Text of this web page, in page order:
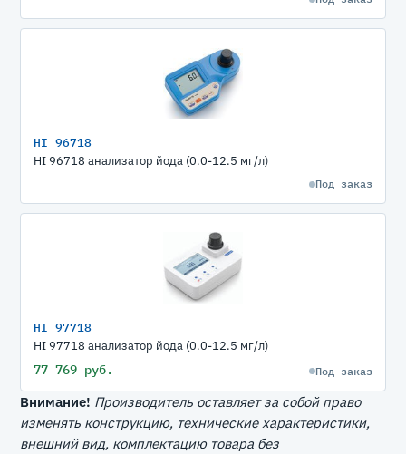
HI 96718
HI 96718 анализатор йода (0.0-12.5 мг/л)
Под заказ
HI 97718
HI 97718 анализатор йода (0.0-12.5 мг/л)
77 769 руб. Под заказ
Внимание! Производитель оставляет за собой право
изменять конструкцию, технические характеристики,
внешний вид, комплектацию товара без